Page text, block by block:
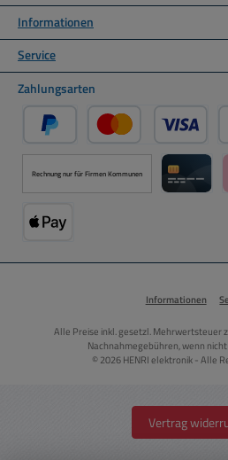
Informationen
Service
Zahlungsarten
PayPal Kredit- oder
Rechnung nur für Firmen Kommunen
Informationen
Alle Preise inkl. gesetzl. Mehrwertsteuer
Nachnahmegebühren, wenn
© 2026 HENRI elektronik - Alle
Vertrag